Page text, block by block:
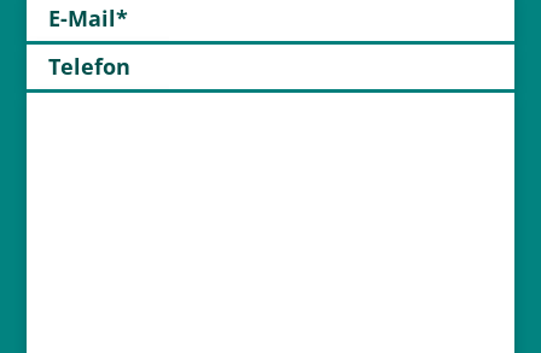
E-Mail*
Telefon